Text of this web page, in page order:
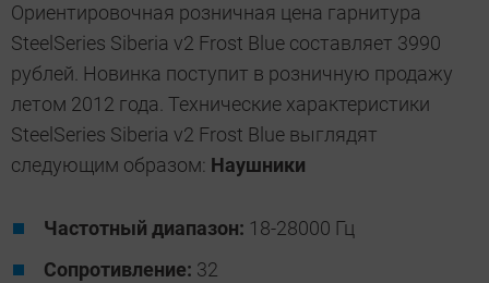
Ориентировочная розничная цена гарнитура
SteelSeries Siberia v2 Frost Blue составляет 3990
рублей. Новинка поступит в розничную продажу
летом 2012 года. Технические характеристики
SteelSeries Siberia v2 Frost Blue выглядят
следующим образом: Наушники
Частотный диапазон: 18-28000 Гц
Сопротивление: 32